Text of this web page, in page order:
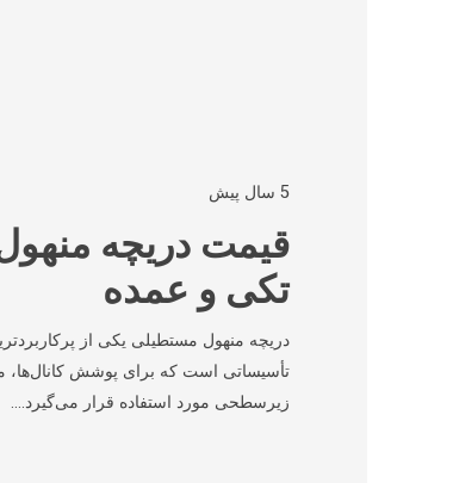
5 سال پیش
قیمت دریچه
تکی و عمده
دریچه منهول مستطیلی یکی از
تأسیساتی است که برای پوشش
زیرسطحی مورد استفاده قرار می‌گیرد.…